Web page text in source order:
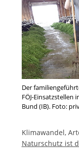
Der
FÖJ-
Bund (IB). Foto:
Klimawandel,
Naturschutz ist